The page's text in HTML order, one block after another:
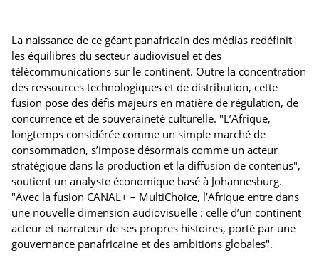
La naissance de ce géant panafricain des médias redéfinit
les équilibres du secteur audiovisuel et des
télécommunications sur le continent. Outre la concentration
des ressources technologiques et de distribution, cette
fusion pose des défis majeurs en matière de régulation, de
concurrence et de souveraineté culturelle. "L’Afrique,
longtemps considérée comme un simple marché de
consommation, s’impose désormais comme un acteur
stratégique dans la production et la diffusion de contenus",
soutient un analyste économique basé à Johannesburg.
"Avec la fusion CANAL+ – MultiChoice, l’Afrique entre dans
une nouvelle dimension audiovisuelle : celle d’un continent
acteur et narrateur de ses propres histoires, porté par une
gouvernance panafricaine et des ambitions globales".